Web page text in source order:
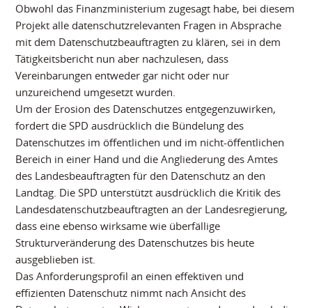
Obwohl das Finanzministerium zugesagt habe, bei diesem
Projekt alle datenschutzrelevanten Fragen in Absprache
mit dem Datenschutzbeauftragten zu klären, sei in dem
Tätigkeitsbericht nun aber nachzulesen, dass
Vereinbarungen entweder gar nicht oder nur
unzureichend umgesetzt wurden.
Um der Erosion des Datenschutzes entgegenzuwirken,
fordert die SPD ausdrücklich die Bündelung des
Datenschutzes im öffentlichen und im nicht-öffentlichen
Bereich in einer Hand und die Angliederung des Amtes
des Landesbeauftragten für den Datenschutz an den
Landtag. Die SPD unterstützt ausdrücklich die Kritik des
Landesdatenschutzbeauftragten an der Landesregierung,
dass eine ebenso wirksame wie überfällige
Strukturveränderung des Datenschutzes bis heute
ausgeblieben ist.
Das Anforderungsprofil an einen effektiven und
effizienten Datenschutz nimmt nach Ansicht des